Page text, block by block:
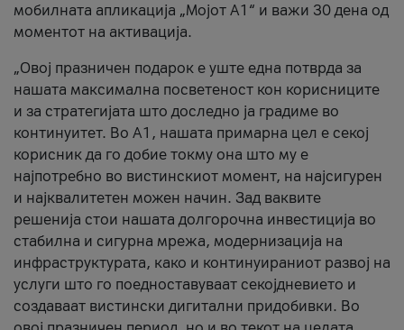
мобилната апликација „Мојот А1“ и важи 30 дена од
моментот на активација.
„Овој празничен подарок е уште една потврда за
нашата максимална посветеност кон корисниците
и за стратегијата што доследно ја градиме во
континуитет. Во А1, нашата примарна цел е секој
корисник да го добие токму она што му е
најпотребно во вистинскиот момент, на најсигурен
и најквалитетен можен начин. Зад ваквите
решенија стои нашата долгорочна инвестиција во
стабилна и сигурна мрежа, модернизација на
инфраструктурата, како и континуираниот развој на
услуги што го поедноставуваат секојдневието и
создаваат вистински дигитални придобивки. Во